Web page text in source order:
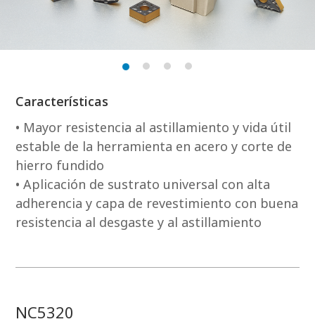
Características
• Mayor resistencia al astillamiento y vida útil
estable de la herramienta en acero y corte de
hierro fundido
• Aplicación de sustrato universal con alta
adherencia y capa de revestimiento con buena
resistencia al desgaste y al astillamiento
NC5320